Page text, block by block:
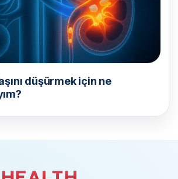
düşürmek için ne